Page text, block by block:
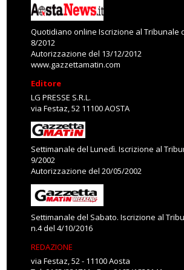
Quotidiano online Iscrizione al Tribunale
8/2012
Autorizzazione del 13/12/2012
www.gazzettamatin.com
Editore
LG PRESSE S.R.L.
via Festaz, 52 11100 AOSTA
Settimanale del Lunedì. Iscrizione al
9/2002
Autorizzazione del 20/05/2002
Settimanale del Sabato. Iscrizione al
n.4 del 4/10/2016
REDAZIONE
via Festaz, 52 - 11100 Aosta